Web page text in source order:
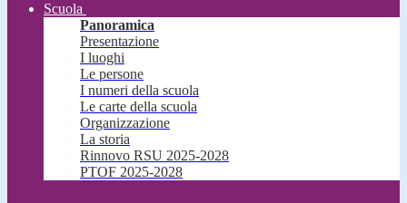
Scuola
Panoramica
Presentazione
I luoghi
Le persone
I numeri della scuola
Le carte della scuola
Organizzazione
La storia
Rinnovo RSU 2025-2028
PTOF 2025-2028